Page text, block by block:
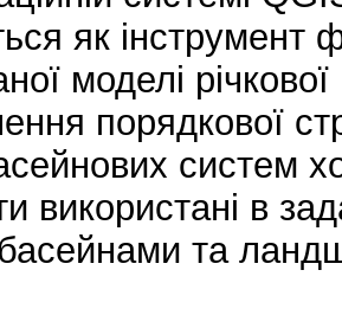
як
моделі
порядкової
систем
використані в
та